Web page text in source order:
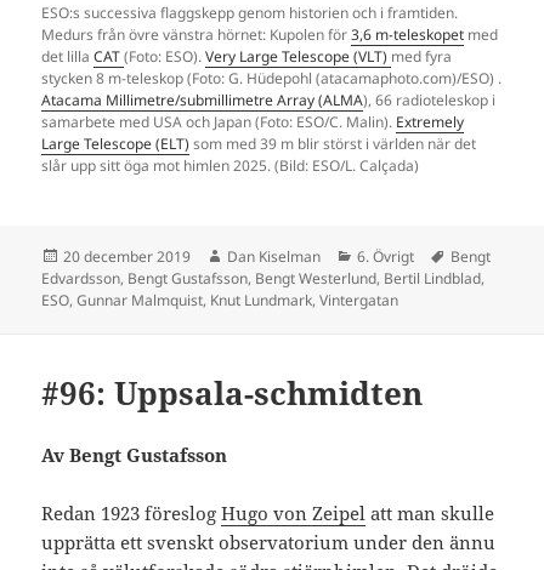
ESO:s successiva flaggskepp genom historien och i framtiden.
Medurs från övre vänstra hörnet: Kupolen för3,6 m-teleskopet med
det lillaCAT(Foto: ESO).Very Large Telescope (VLT) med fyra
stycken 8 m-teleskop (Foto: G. Hüdepohl (atacamaphoto.com)/ESO) .
Atacama Millimetre/submillimetre Array (ALMA), 66 radioteleskop i
samarbete med USA och Japan (Foto: ESO/C. Malin). Extremely
Large Telescope (ELT) som med 39 m blir störst i världen när det
slår upp sitt öga mot himlen 2025. (Bild: ESO/L. Calçada)
Postat
20 december 2019 Författare
Dan Kiselman Kategorier
6. Övrigt Taggar
Bengt
Edvardsson, Bengt Gustafsson, Bengt Westerlund, Bertil Lindblad,
ESO,Gunnar Malmquist, Knut Lundmark,Vintergatan
#96: Uppsala-schmidten
Av Bengt Gustafsson
Redan 1923 föreslogHugo von Zeipel att man skulle
upprätta ett svenskt observatorium under den ännu